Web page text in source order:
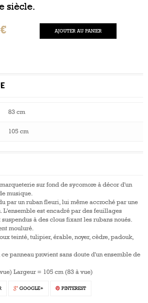
siècle.
AJOUTER AU PANIER
83 cm
105 cm
sur fond de sycomore à décor d'un
musique.
par un ruban fleuri, lui même accroché par une
L'ensemble est encadré par des feuillages
à des clous fixant les rubans noués.
mouluré.
teinté, tulipier, érable, noyer, cèdre, padouk,
panneau provient sans doute d'un ensemble de
Largeur = 105 cm (83 à vue)
GOOGLE+ PINTEREST